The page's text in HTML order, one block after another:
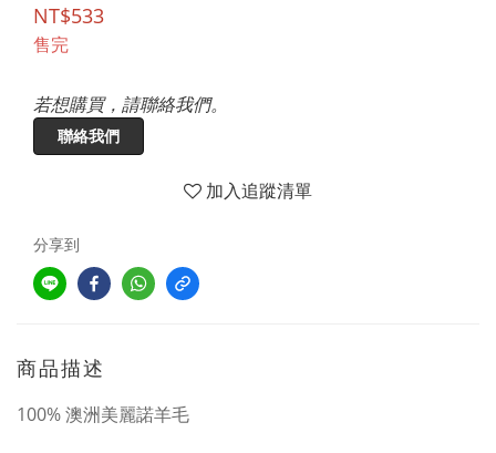
NT$533
售完
若想購買，請聯絡我們。
聯絡我們
加入追蹤清單
分享到
商品描述
100% 澳洲美麗諾羊毛